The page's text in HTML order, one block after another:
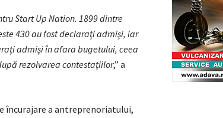
Start Up Nation. 1899 dintre
430 au fost declaraţi admişi, iar
admişi în afara bugetului, ceea
rezolvarea contestaţiilor,” a
încurajare a antreprenoriatului,